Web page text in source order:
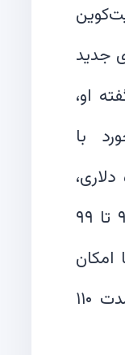
جدید
او،
با
مقاومت ۱۰۴ هزار و ۵۰۰ دلاری،
باید محدوده حمایتی ۹۷ تا ۹۹
امکان
رسیدن به هدف کوتاه‌مدت ۱۱۰